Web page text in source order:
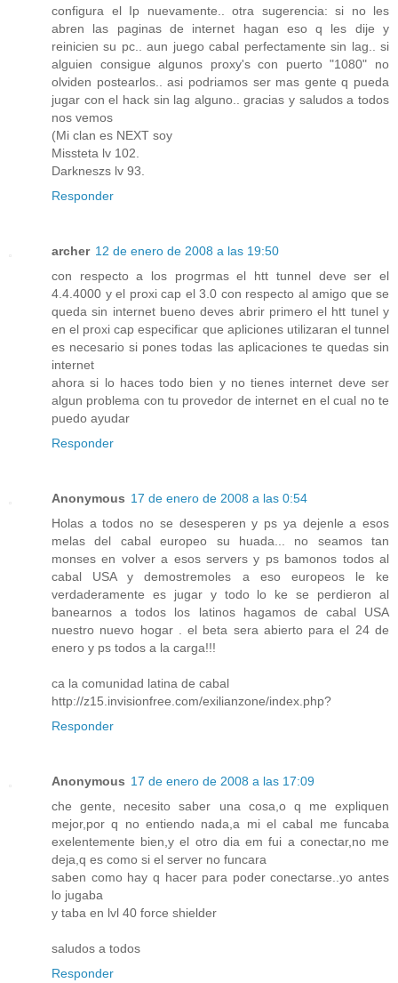
configura el Ip nuevamente.. otra sugerencia: si no les
abren las paginas de internet hagan eso q les dije y
reinicien su pc.. aun juego cabal perfectamente sin lag.. si
alguien consigue algunos proxy's con puerto "1080" no
olviden postearlos.. asi podriamos ser mas gente q pueda
jugar con el hack sin lag alguno.. gracias y saludos a todos
nos vemos
(Mi clan es NEXT soy
Missteta lv 102.
Darkneszs lv 93.
Responder
archer 12 de enero de 2008 a las 19:50
con respecto a los progrmas el htt tunnel deve ser el
4.4.4000 y el proxi cap el 3.0 con respecto al amigo que se
queda sin internet bueno deves abrir primero el htt tunel y
en el proxi cap especificar que apliciones utilizaran el tunnel
es necesario si pones todas las aplicaciones te quedas sin
internet
ahora si lo haces todo bien y no tienes internet deve ser
algun problema con tu provedor de internet en el cual no te
puedo ayudar
Responder
Anonymous 17 de enero de 2008 a las 0:54
Holas a todos no se desesperen y ps ya dejenle a esos
melas del cabal europeo su huada... no seamos tan
monses en volver a esos servers y ps bamonos todos al
cabal USA y demostremoles a eso europeos le ke
verdaderamente es jugar y todo lo ke se perdieron al
banearnos a todos los latinos hagamos de cabal USA
nuestro nuevo hogar . el beta sera abierto para el 24 de
enero y ps todos a la carga!!!
ca la comunidad latina de cabal
http://z15.invisionfree.com/exilianzone/index.php?
Responder
Anonymous 17 de enero de 2008 a las 17:09
che gente, necesito saber una cosa,o q me expliquen
mejor,por q no entiendo nada,a mi el cabal me funcaba
exelentemente bien,y el otro dia em fui a conectar,no me
deja,q es como si el server no funcara
saben como hay q hacer para poder conectarse..yo antes
lo jugaba
y taba en lvl 40 force shielder
saludos a todos
Responder